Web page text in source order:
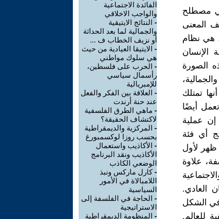
إن جميع الحركات الاجتماعية والسياسية في تاريخ البشرية، من أصغرها إلى أكبرها من التحولات من الأشكال السابقة للحياة الاجتماعية إلى المجتمعات الجديدة، قد بشرت بها ورافقتها أشكال معينة من البراهين الفلسفية، سواء في شكل مبادئ أخلاقية أو دينية جديدة. ، انتظام تاريخي أو في شكل مبادئ مثل الحرية والمساواة والعدالة. حُكم على سقراط بالإعدام بسبب اعتناقه معتقدات فلسفية تهدد المبادئ السياسية للمجتمع الذي يعيش فيه. محاولات أفلاطون العديدة لإعطاء تعبير عملي لمثله العليا للدولة كادت أن تكلفه حياته. في عصر النهضة كان الإقطاع يحتضر وولدت الرأسمالية. لقد طال أمد موت نظام اجتماعي وولادة نظام آخر. اتخذت هذه العملية المعقدة مسارا متعرجا، وصاحبتها حروب وانفجارات ثورية هزت الصرح الاجتماعي كله حتى دمر النظام القديم من أساسه. تم التعبير عن كل هذه العمليات بشكل واضح في الصراع الشديد بين وجهات النظر الفلسفية المختلفة للعالم. أيقظ فولتير وروسو وديدرو وآخرون وأثاروا الوعي الاجتماعي السياسي النائم بأعمالهم المثيرة. لقد ألهبوا قلوب وعقول الناس ووجهوا غضب الشعب ضد النظام الاجتماعي المتدهور. لقد أطلقوا شرارة ثورية من قلوب الرجال، وأعدوا عقول الناس للثورة، وأحدثوا الوضع الذي وصفه كارل ماركس فيما بعد على النحو التالي: "يجب تعليم الشعب أن يخاف من نفسه حتى يمنحه ال
الفائدة الاجتماعية
والواجب الاخلاقي
- النتائج الايتيقية
والجمالية لما بعد الحداثة
أو نزيف الخطاب ف ...
- الايتيقا العيادية من حيث
هي سلوك مواطني
- الحرب على فلسطين،
رأسمال سياسي
للإمبريالية
- العلاقة بين الفكر والفعل
عند حنة أرندت
- ماهي الطرق الفلسفية
لاكتشاف الحقيقة؟
- المركزية والديمقراطية
بحسب روزا لوكسمبورغ
- الأكاذيب واستعمال
الأكاذيب ونقد البرنامج
الوضعي الكاذب
-كارل ماركس ونبذ
اللامبالاة في الأمور
السياسية
- الحاجة في الفلسفة إلى
الاستراتيجية
- المنظومة الديمقراطية